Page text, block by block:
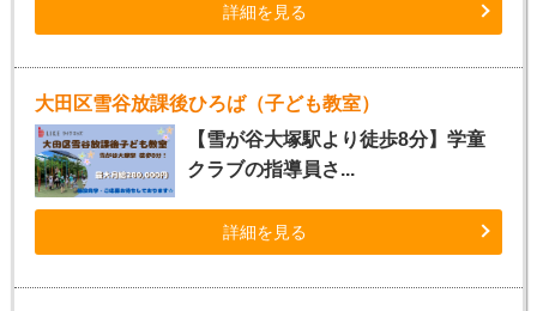
詳細を見る
大田区雪谷放課後ひろば（子ども教室）
【雪が谷大塚駅より徒歩8分】学童
クラブの指導員さ...
詳細を見る